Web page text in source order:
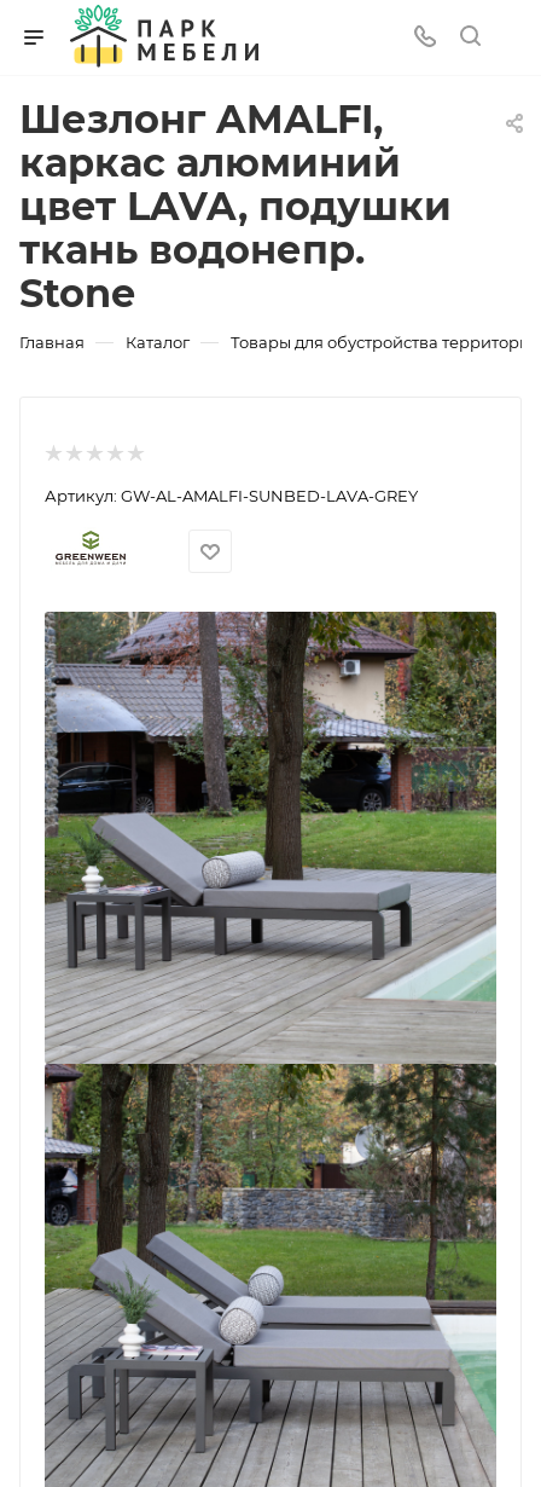
Шезлонг AMALFI,
каркас алюминий
цвет LAVA, подушки
ткань водонепр.
Stone
Главная — Каталог — Товары для обустройства территории
Артикул: GW-AL-AMALFI-SUNBED-LAVA-GREY